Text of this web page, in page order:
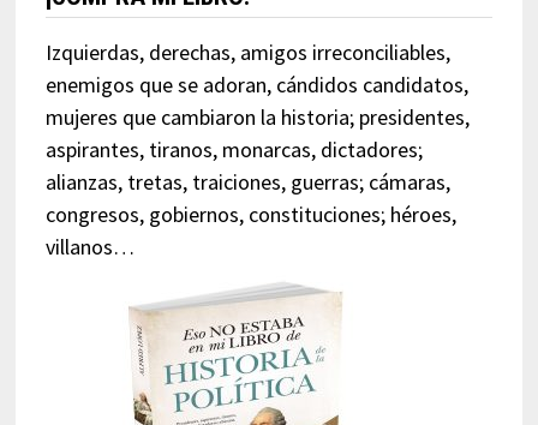
Izquierdas, derechas, amigos irreconciliables,
enemigos que se adoran, cándidos candidatos,
mujeres que cambiaron la historia; presidentes,
aspirantes, tiranos, monarcas, dictadores;
alianzas, tretas, traiciones, guerras; cámaras,
congresos, gobiernos, constituciones; héroes,
villanos…